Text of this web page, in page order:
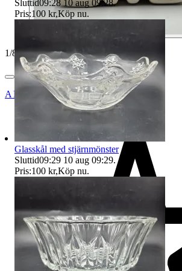
1/8
ANTIQUS_BÅLSTA_AB
Sluttid09:28 10 aug 09:28.
Pris:100 kr,Köp nu.
Glasskål med stjärnmönster
Sluttid09:29 10 aug 09:29.
Pris:100 kr,Köp nu.